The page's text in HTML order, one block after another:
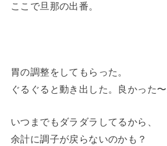
ここで旦那の出番。
胃の調整をしてもらった。
ぐるぐると動き出した。良かった〜
いつまでもダラダラしてるから、
余計に調子が戻らないのかも？